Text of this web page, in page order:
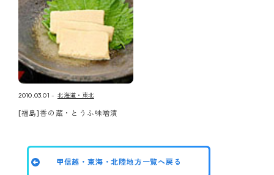
2010.03.01 北海道・東北
[福島]香の蔵・とうふ味噌漬
甲信越・東海・北陸地方一覧へ戻る